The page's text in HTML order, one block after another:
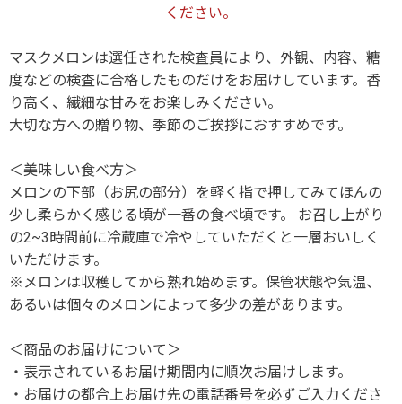
ください。
マスクメロンは選任された検査員により、外観、内容、糖
度などの検査に合格したものだけをお届けしています。香
り高く、繊細な甘みをお楽しみください。
大切な方への贈り物、季節のご挨拶におすすめです。
＜美味しい食べ方＞
メロンの下部（お尻の部分）を軽く指で押してみてほんの
少し柔らかく感じる頃が一番の食べ頃です。 お召し上がり
の2~3時間前に冷蔵庫で冷やしていただくと一層おいしく
いただけます。
※メロンは収穫してから熟れ始めます。保管状態や気温、
あるいは個々のメロンによって多少の差があります。
＜商品のお届けについて＞
・表示されているお届け期間内に順次お届けします。
・お届けの都合上お届け先の電話番号を必ずご入力くださ